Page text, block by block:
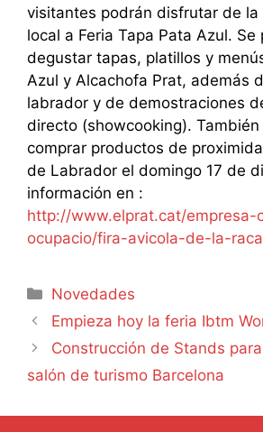
visitantes podrán disfrutar de la
local a Feria Tapa Pata Azul. Se
degustar tapas, platillos y
Azul y Alcachofa Prat, además
labrador y de demostraciones
directo (showcooking). También
comprar productos de
de Labrador el domingo 17 de
información en :
http://www.elprat.cat/empresa-
ocupacio/fira-avicola-de-la-
Categorías
Novedades
Empieza hoy la feria Ibtm
Construcción de Stands
salón de turismo Barcelona